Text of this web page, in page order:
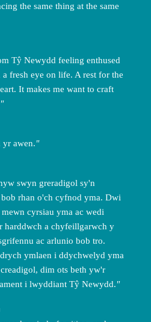
the same thing at the same
Tŷ Newydd feeling enthused
a fresh eye on life. A rest for the
It makes me want to craft
awen.
swyn greradigol sy'n
rhan o'ch cyfnod yma. Dwi
cyrsiau yma ac wedi
a chyfeillgarwch y
ac arlunio bob tro.
ymlaen i ddychwelyd yma
dim ots beth yw'r
i lwyddiant Tŷ Newydd.